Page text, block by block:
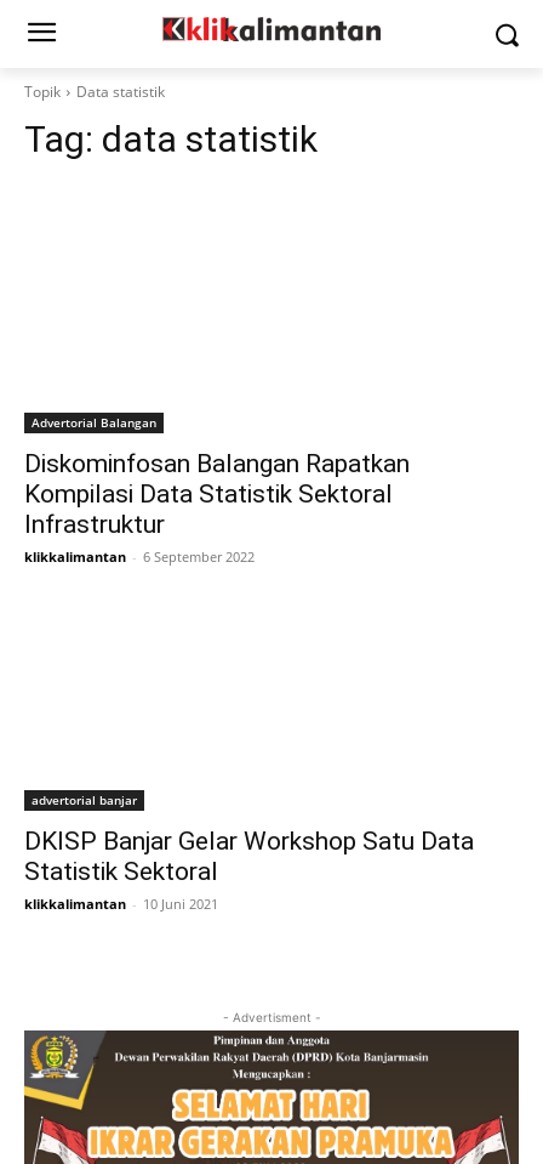
Topik Data statistik
Tag: data statistik
Advertorial Balangan
Diskominfosan Balangan Rapatkan
Kompilasi Data Statistik Sektoral
Infrastruktur
klikkalimantan - 6 September 2022
advertorial banjar
DKISP Banjar Gelar Workshop Satu Data
Statistik Sektoral
klikkalimantan - 10 Juni 2021
- Advertisment -